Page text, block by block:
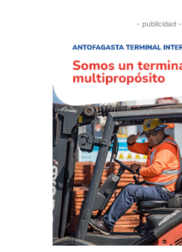
- publicidad -